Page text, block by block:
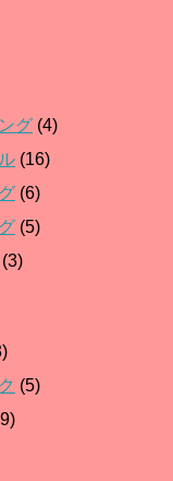
グ (4)
(16)
(6)
(5)
(3)
(5)